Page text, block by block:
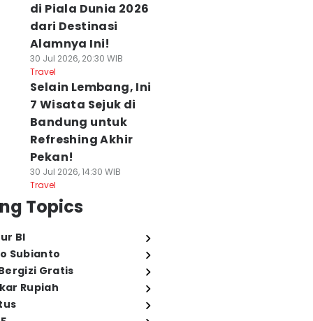
di Piala Dunia 2026
dari Destinasi
Alamnya Ini!
30 Jul 2026, 20:30 WIB
Travel
Selain Lembang, Ini
7 Wisata Sejuk di
Bandung untuk
Refreshing Akhir
Pekan!
30 Jul 2026, 14:30 WIB
Travel
Topics
BI
Subianto
Gratis
Rupiah